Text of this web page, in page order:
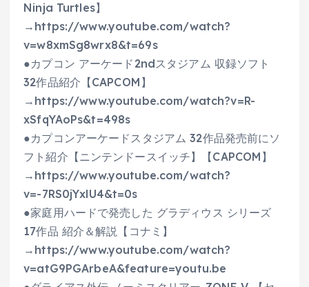
Ninja Turtles】
→https://www.youtube.com/watch?
v=w8xmSg8wrx8&t=69s
●カプコン アーケード2ndスタジアム 収録ソフト
32作品紹介【CAPCOM】
→https://www.youtube.com/watch?v=R-
xSfqYAoPs&t=498s
●カプコンアーケードスタジアム 32作品発売前にソ
フト紹介【ニンテンドースイッチ】【CAPCOM】
→https://www.youtube.com/watch?
v=-7RS0jYxlU4&t=0s
●家庭用ハードで発売した グラディウス シリーズ
17作品 紹介＆解説【コナミ】
→https://www.youtube.com/watch?
v=atG9PGArbeA&feature=youtu.be